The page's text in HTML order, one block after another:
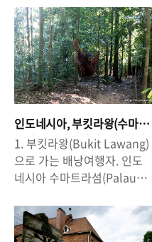
고자 합니다. 수마트라지역
(북수마트라)지역은 물가가
상당히 저렴한 편이라서, 여
행을 하는 데 있어서 금전적
으로 큰 부담이 없는 지역인
데요, 이런 곳에는 항상 '여행
자'들을 상대로 바가지를 씌
우려는 사람들이 꼭 있기 마
련입니다. 모르면 당하고, 알
아도 ..
그것은 우리나라에는 자연 발
생적으로 생겨난 호수 중, 크
기가 큰 호수를 찾기가 어렵
기 때문일 수도 있고, 산과 바
다 여행에 익숙해서 일지도
모른다. 그래서일까, '호수'가
있는 곳으로 여행을 떠난다고
하는 것은, 이국적인 느낌과
함께 '휴양'의 뉘앙스가 강하
게 느껴지기도한다. 그리고
왠지 키 큰 나무들로 둘러싸
호숫가와 아침 물안개를 연상
케 하기도 한다. 어쩌면, '낭만
인도네시아, 부킷라왕(수마
트라) - 오랑우탄과 정글에서
볼 수 있는 것들.
1. 부킷라왕(Bukit Lawang)
으로 가는 배낭여행자. 인도
네시아 수마트라섬(Palau
쪽, '북 수마트라'라고 불리는
곳의 정글에는 '오랑우탄'이